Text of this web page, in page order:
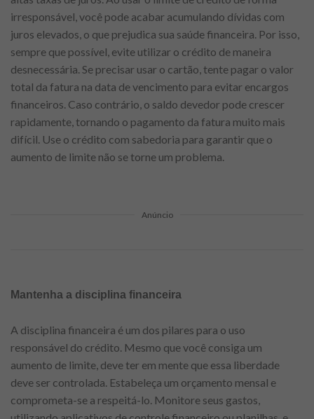
irresponsável, você pode acabar acumulando dívidas com
juros elevados, o que prejudica sua saúde financeira. Por isso,
sempre que possível, evite utilizar o crédito de maneira
desnecessária. Se precisar usar o cartão, tente pagar o valor
total da fatura na data de vencimento para evitar encargos
financeiros. Caso contrário, o saldo devedor pode crescer
rapidamente, tornando o pagamento da fatura muito mais
difícil. Use o crédito com sabedoria para garantir que o
aumento de limite não se torne um problema.
Anúncio
Mantenha a disciplina financeira
A disciplina financeira é um dos pilares para o uso
responsável do crédito. Mesmo que você consiga um
aumento de limite, deve ter em mente que essa liberdade
deve ser controlada. Estabeleça um orçamento mensal e
comprometa-se a respeitá-lo. Monitore seus gastos,